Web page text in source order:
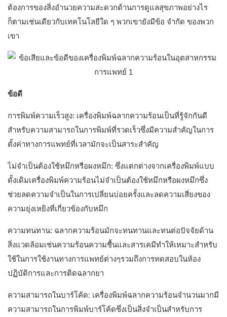
ต้องการของสิ่งอำนวยความสะดวกด้านการดูแลสุขภาพอย่างไร
ก็ตามเช่นเดียวกับเทคโนโลยีใด ๆ พวกเขายังมีข้อ จำกัด ของพวก
เขา
ข้อดี
การพิมพ์ความเร็วสูง: เครื่องพิมพ์ฉลากความร้อนเป็นที่รู้จักกันดี
สำหรับความสามารถในการพิมพ์ที่รวดเร็วซึ่งมีความสำคัญในการ
ตั้งค่าทางการแพทย์ที่เวลามักจะเป็นสาระสำคัญ
ไม่จำเป็นต้องใช้หมึกหรือผงหมึก: ซึ่งแตกต่างจากเครื่องพิมพ์แบบ
ดั้งเดิมเครื่องพิมพ์ความร้อนไม่จำเป็นต้องใช้หมึกหรือผงหมึกซึ่ง
ช่วยลดความจำเป็นในการเปลี่ยนบ่อยครั้งและลดความเสี่ยงของ
ความยุ่งเหยิงที่เกี่ยวข้องกับหมึก
ความทนทาน: ฉลากความร้อนมักจะทนทานและทนต่อปัจจัยด้าน
สิ่งแวดล้อมเช่นความร้อนความชื้นและสารเคมีทำให้เหมาะสำหรับ
ใช้ในการใช้งานทางการแพทย์ต่างๆรวมถึงการทดสอบในห้อง
ปฏิบัติการและการติดฉลากยา
ความสามารถในบาร์โค้ด: เครื่องพิมพ์ฉลากความร้อนจำนวนมากมี
ความสามารถในการพิมพ์บาร์โค้ดซึ่งเป็นสิ่งจำเป็นสำหรับการ